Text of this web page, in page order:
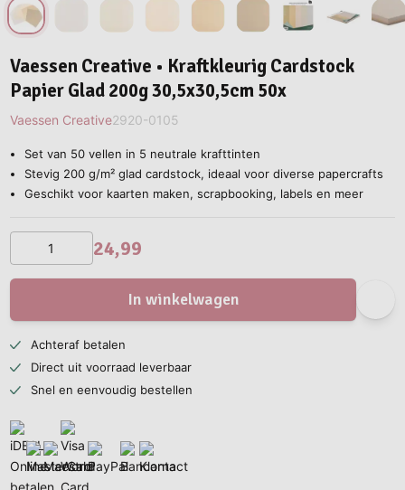
Vaessen Creative • Kraftkleurig Cardstock
Papier Glad 200g 30,5x30,5cm 50x
Vaessen Creative2920-0105
Set van 50 vellen in 5 neutrale krafttinten
Stevig 200 g/m² glad cardstock, ideaal voor diverse papercrafts
Geschikt voor kaarten maken, scrapbooking, labels en meer
24,99
In winkelwagen
Achteraf betalen
Direct uit voorraad leverbaar
Snel en eenvoudig bestellen